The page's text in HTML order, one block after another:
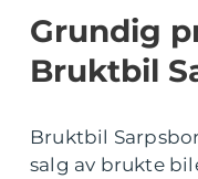
Grundig
Bruktbil
Bruktbil
salg av brukte